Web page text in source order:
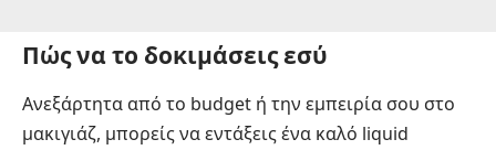
Πώς να το δοκιμάσεις εσύ
Ανεξάρτητα από το budget ή την εμπειρία σου στο
μακιγιάζ, μπορείς να εντάξεις ένα καλό liquid